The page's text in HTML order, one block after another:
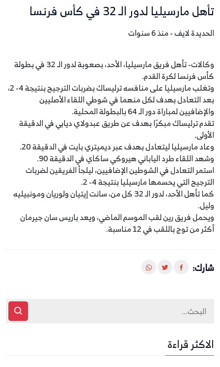
تأهل مارسيليا لدور الـ 32 في كأس فرنسا
الحديدة لايف - منذ 6 سنوات
وكالات- تأهل فريق مارسيليا، الأحد، بصعوبة لدور الـ 32 في بطولة
كأس فرنسا لكرة القدم.
وتغلب مارسيليا على منافسه ترليساك بضربات الترجيح بنتيجة 4- 2،
بعد التعادل بهدف لكل منهما في شوطي اللقاء الأصليين
والإضافيين لمباراة دور الـ 64 بالبطولة المحلية.
تقدم ترليساك مبكرًا بهدف عن طريق عبدولاي ديابي في الدقيقة
الأولى.
وعاد مارسيليا ليتعادل بهدف عبر ديميتري بايت في الدقيقة 20.
وشهد اللقاء طرد الياباني هيروكي ساكاي في الدقيقة 90.
استمر التعادل في الشوطين الإضافيين، ليلجأ الفريقين لضربات
الترجيح التي يحسمها مارسيليا بنتيجة 4- 2.
كما تأهل الأحد، لدور الـ 32 كل من، سانت إيتيان ولوريان ومونبيليه
وليل.
ويحمل فريق رين لقب الموسم الماضي، ويعد باريس سان جيرمان
أكثر من توج باللقب في 12 مناسبة.
شارك:
الاكثر قراءة